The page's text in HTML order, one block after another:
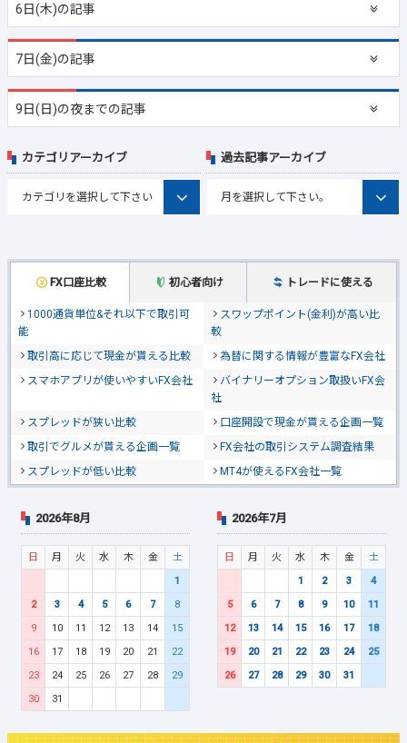
6日(木)の記事
7日(金)の記事
9日(日)の夜までの記事
FX口座比較 初心者向け トレードに使える
1000通貨単位&それ以下で取引可
能
スワップポイント(金利)が高い比
較
取引高に応じて現金が貰える比較
為替に関する情報が豊富なFX会社
スマホアプリが使いやすいFX会社
バイナリーオプション取扱いFX会
社
スプレッドが狭い比較
口座開設で現金が貰える企画一覧
取引でグルメが貰える企画一覧
FX会社の取引システム調査結果
スプレッドが低い比較
MT4が使えるFX会社一覧
カテゴリアーカイブ 過去記事アーカイブ
2026年8月
日 月 火 水 木 金
土
1
2
3 4 5 6 7
8
9
10 11 12 13 14
15
16
17 18 19 20 21
22
23
24 25 26 27 28
29
30
31
2026年7月
日 月 火 水 木 金
土
1
2 3
4
5
6 7 8 9 10
11
12
13 14 15 16 17
18
19
20 21 22 23 24
25
26
27 28 29 30 31